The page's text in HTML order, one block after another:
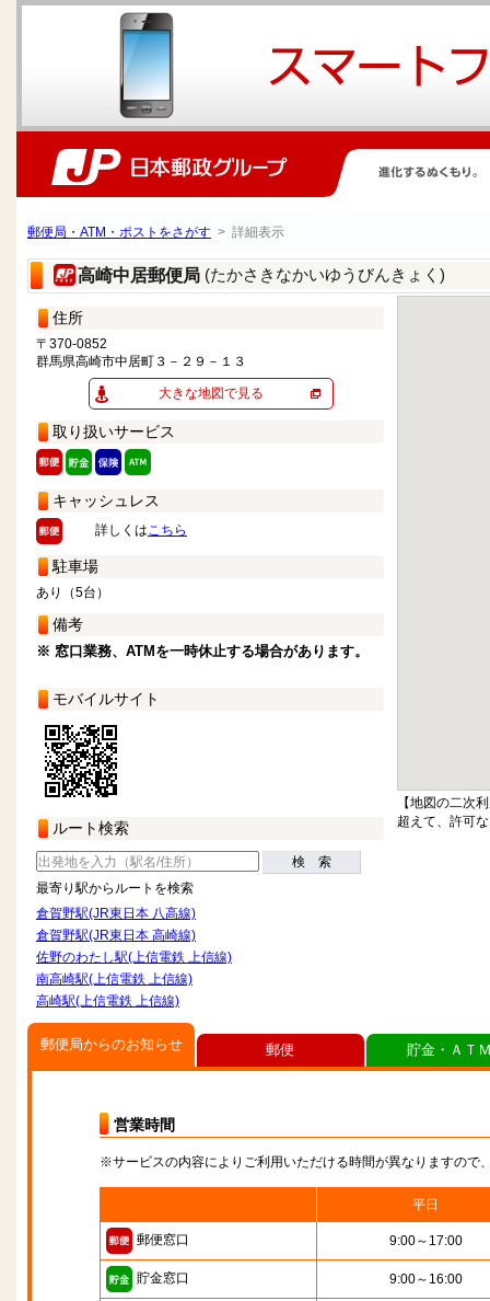
郵便局・ATM・ポストをさがす > 詳細表示
高崎中居郵便局 (たかさきなかいゆうびんきょく)
住所
〒370-0852
群馬県高崎市中居町３－２９－１３
大きな地図で見る
取り扱いサービス
キャッシュレス
詳しくはこちら
駐車場
あり（5台）
備考
※ 窓口業務、ATMを一時休止する場合があります。
モバイルサイト
ルート検索
検 索
最寄り駅からルートを検索
倉賀野駅(JR東日本 八高線)
倉賀野駅(JR東日本 高崎線)
佐野のわたし駅(上信電鉄 上信線)
南高崎駅(上信電鉄 上信線)
高崎駅(上信電鉄 上信線)
【地図の二次
超えて、許可
郵便局からのお知らせ
営業時間
※サービスの内容によりご利用いただける時間が異なりますので
平日
郵便窓口 9:00～17:00
貯金窓口 9:00～16:00
郵便 貯金・ＡＴ